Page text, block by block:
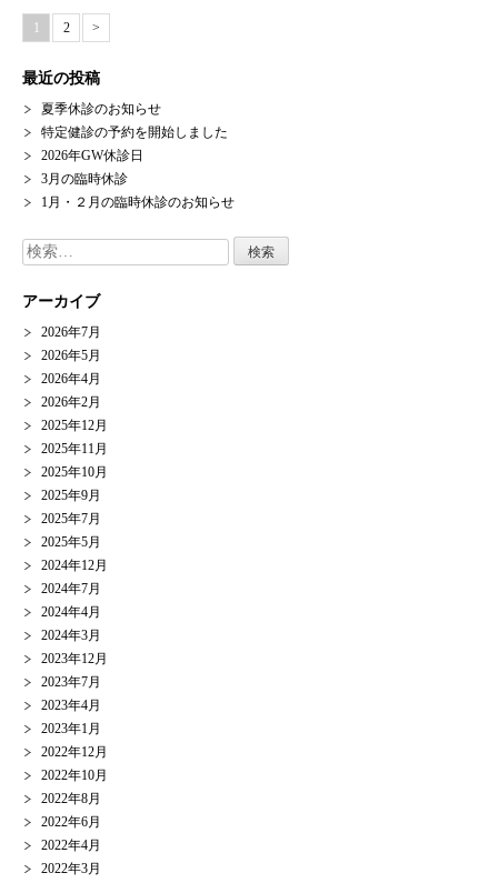
1 2 >
最近の投稿
夏季休診のお知らせ
特定健診の予約を開始しました
2026年GW休診日
3月の臨時休診
1月・２月の臨時休診のお知らせ
検
アーカイブ
2026年7月
2026年5月
2026年4月
2026年2月
2025年12月
2025年11月
2025年10月
2025年9月
2025年7月
2025年5月
2024年12月
2024年7月
2024年4月
2024年3月
2023年12月
2023年7月
2023年4月
2023年1月
2022年12月
2022年10月
2022年8月
2022年6月
2022年4月
2022年3月